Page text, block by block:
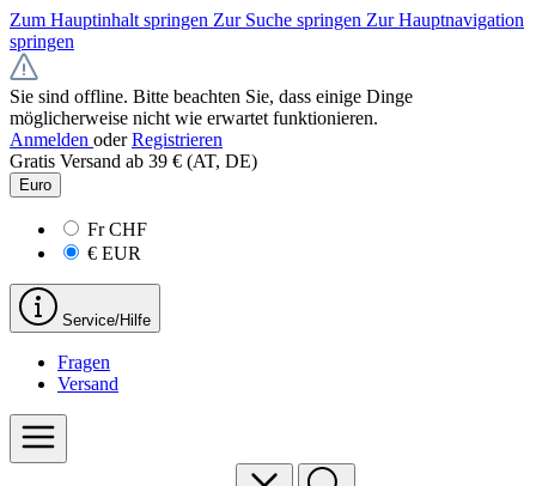
Zum Hauptinhalt springen Zur Suche springen Zur Hauptnavigation
springen
Sie sind offline. Bitte beachten Sie, dass einige Dinge
möglicherweise nicht wie erwartet funktionieren.
Anmelden oder Registrieren
Gratis Versand ab 39 € (AT, DE)
Euro
FrCHF
€ EUR
Service/Hilfe
Fragen
Versand